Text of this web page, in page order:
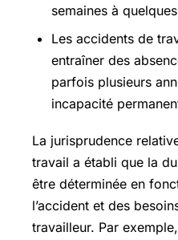
semaines à
Les accidents de
entraîner des
parfois plusieurs
incapacité
La jurisprudence
travail a établi que la
être déterminée en
l’accident et des
travailleur. Par